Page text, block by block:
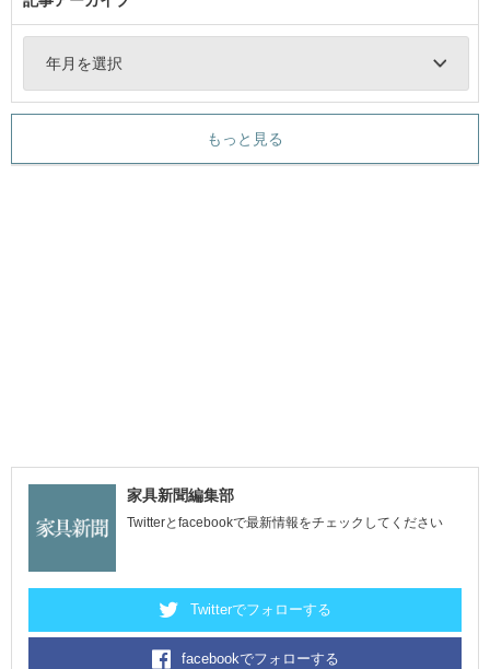
年月を選択
もっと見る
家具新聞編集部
Twitterとfacebookで最新情報をチェックしてください
Twitterでフォローする
facebookでフォローする